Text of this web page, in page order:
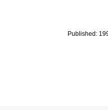
Published: